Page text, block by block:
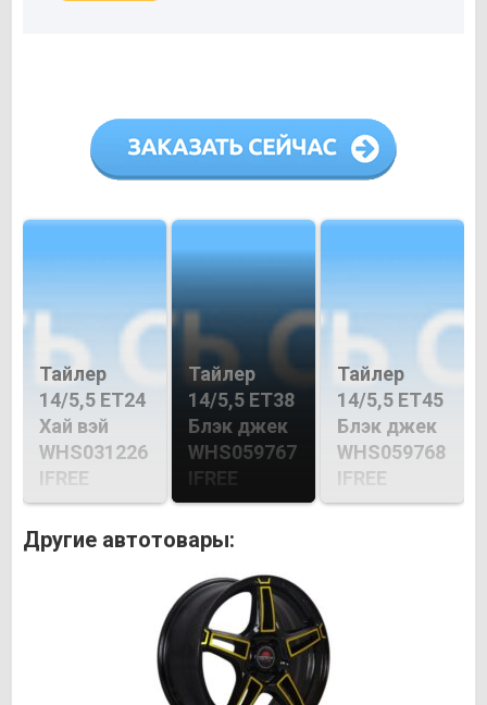
Тайлер
14/5,5 ET24
Хай вэй
WHS031226
IFREE
Тайлер
14/5,5 ET38
Блэк джек
WHS059767
IFREE
Тайлер
14/5,5 ET45
Блэк джек
WHS059768
IFREE
Другие автотовары: